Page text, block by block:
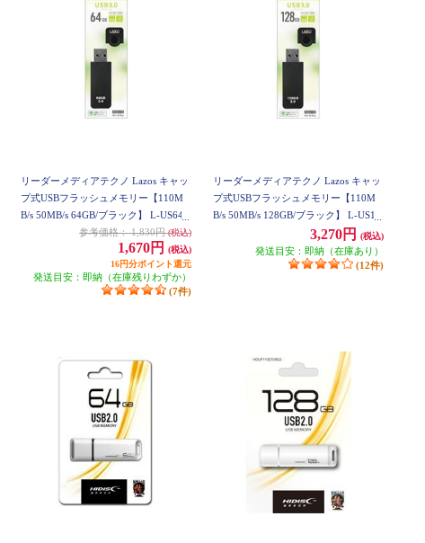
リーダーメディアテクノ Lazos キャッ
プ式USBフラッシュメモリー【110M
B/s 50MB/s 64GB/ブラック】 L-US64-
参考価格： 1,830円(税込)
1,670円
(税込)
16円分ポイント還元
発送目安：即納（在庫残りわずか）
(7件)
リーダーメディアテクノ Lazos キャッ
プ式USBフラッシュメモリー【110M
B/s 50MB/s 128GB/ブラック】 L-US12
3,270円 (税込)
発送目安：即納（在庫あり）
(12件)